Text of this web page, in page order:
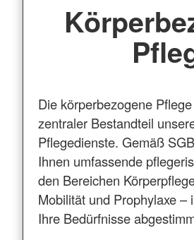
Die körperbezogene
zentraler Bestandteil
Pflegedienste. Gemäß
Ihnen umfassende
den Bereichen
Mobilität und Prophylaxe –
Ihre Bedürfnisse